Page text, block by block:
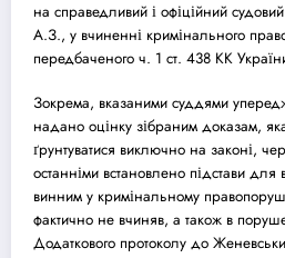
на справедливий і офіційний суд
А.З., у вчиненні кримінального
передбаченого ч. 1 ст. 438 КК
Зокрема, вказаними суддями
надано оцінку зібраним доказам,
ґрунтуватися виключно на законі,
останніми встановлено підстави
винним у кримінальному
фактично не вчиняв, а також в
Додаткового протоколу до